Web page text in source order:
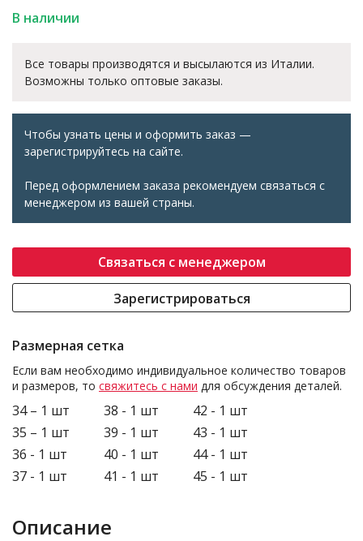
В наличии
Все товары производятся и высылаются из Италии.
Возможны только оптовые заказы.
Чтобы узнать цены и оформить заказ —
зарегистрируйтесь на сайте.
Перед оформлением заказа рекомендуем связаться с
менеджером из вашей страны.
Связаться с менеджером
Зарегистрироваться
Размерная сетка
Если вам необходимо индивидуальное количество товаров
и размеров, то свяжитесь с нами для обсуждения деталей.
34 – 1 шт
35 – 1 шт
36 - 1 шт
37 - 1 шт
38 - 1 шт
39 - 1 шт
40 - 1 шт
41 - 1 шт
42 - 1 шт
43 - 1 шт
44 - 1 шт
45 - 1 шт
Описание